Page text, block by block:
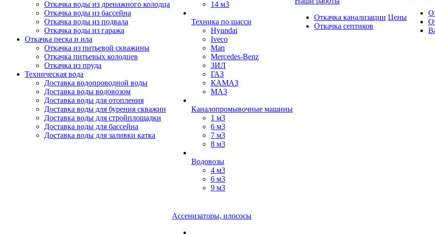
Откачка воды из дренажного колодца
Откачка воды из бассейна
Откачка воды из подвала
Откачка воды из гаража
Откачка песка и ила
Откачка из питьевой скважины
Откачка питьевых колодцев
Откачка из пруда
Техническая вода
Доставка водопроводной воды
Доставка воды водовозом
Доставка воды для отопления
Доставка воды для бурения скважин
Доставка воды для стройплощадки
Доставка воды для бассейна
Доставка воды для заливки катка
14 м3
Техника по шасси
Hyundai
Iveco
Man
Mercedes-Benz
ЗИЛ
ГАЗ
КАМАЗ
МАЗ
Каналопромывочные машины
1 м3
6 м3
7 м3
8 м3
Водовозы
4 м3
6 м3
9 м3
Откачка канализации
Откачка септиков
Цены
О
Ассенизаторы, илососы